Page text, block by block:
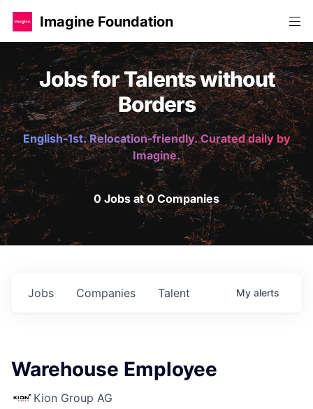
Imagine Foundation
Jobs for Talents without
Borders
English-1st. Relocation-friendly. Curated daily by
Imagine.
0 Jobs at 0 Companies
Jobs Companies Talent My alerts
Warehouse Employee
Kion Group AG